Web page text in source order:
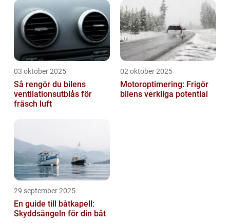
03 oktober 2025
Så rengör du bilens
ventilationsutblås för
fräsch luft
02 oktober 2025
Motoroptimering: Frigör
bilens verkliga potential
29 september 2025
En guide till båtkapell:
Skyddsängeln för din båt